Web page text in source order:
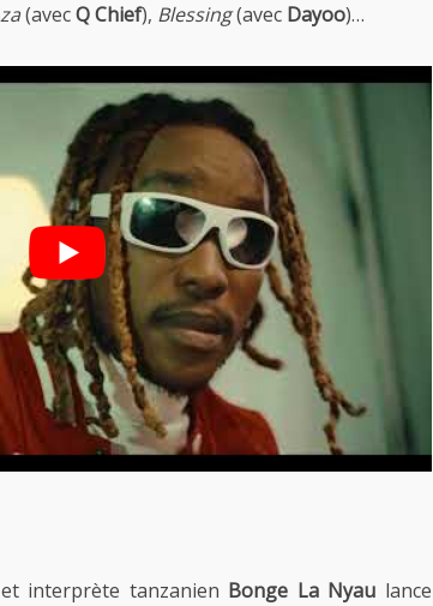
(avecQ Chief), Blessing(avec Dayoo)…
interprète tanzanien Bonge La Nyau lance